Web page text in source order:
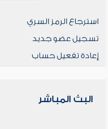
استرجاع الرمز السري
تسجيل عضو جديد
إعادة تفعيل حساب
البث المباشر